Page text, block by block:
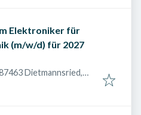
Elektroniker für
(m/w/d) für 2027
Dietmannsried,